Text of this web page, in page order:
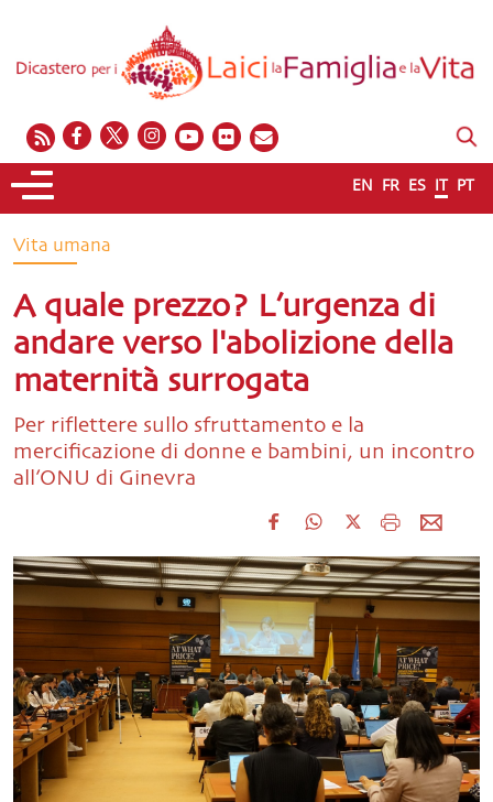
EN FR ES IT PT
Vita umana
A quale prezzo? L’urgenza di
andare verso l'abolizione della
maternità surrogata
Per riflettere sullo sfruttamento e la
mercificazione di donne e bambini, un incontro
all’ONU di Ginevra